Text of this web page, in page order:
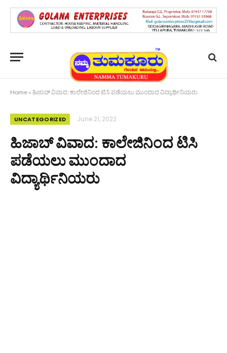
Home » ಹಿಜಾಬ್ ವಿವಾದ: ಕಾಲೇಜಿನಿಂದ ಟಿಸಿ ಪಡೆಯಲು ಮುಂದಾದ ವಿದ್ಯಾರ್ಥಿನಿಯರು
UNCATEGORIZED June 21, 2022
ಹಿಜಾಬ್ ವಿವಾದ: ಕಾಲೇಜಿನಿಂದ ಟಿಸಿ
ಪಡೆಯಲು ಮುಂದಾದ
ವಿದ್ಯಾರ್ಥಿನಿಯರು